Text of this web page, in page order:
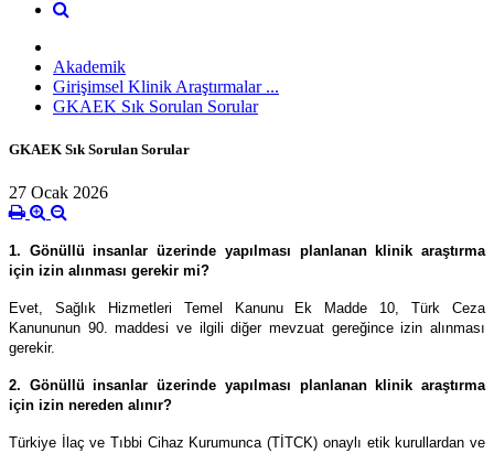
Akademik
Girişimsel Klinik Araştırmalar ...
GKAEK Sık Sorulan Sorular
GKAEK Sık Sorulan Sorular
27 Ocak 2026
1. Gönüllü insanlar üzerinde yapılması planlanan klinik araştırma
için izin alınması gerekir mi?
Evet, Sağlık Hizmetleri Temel Kanunu Ek Madde 10, Türk Ceza
Kanununun 90. maddesi ve ilgili diğer mevzuat gereğince izin alınması
gerekir.
2. Gönüllü insanlar üzerinde yapılması planlanan klinik araştırma
için izin nereden alınır?
Türkiye İlaç ve Tıbbi Cihaz Kurumunca (TİTCK) onaylı etik kurullardan ve